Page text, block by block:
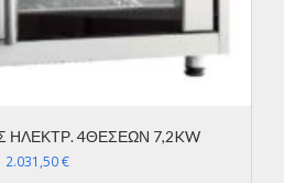
4ΘΕΣΕΩΝ 7,2KW
2.031,50€